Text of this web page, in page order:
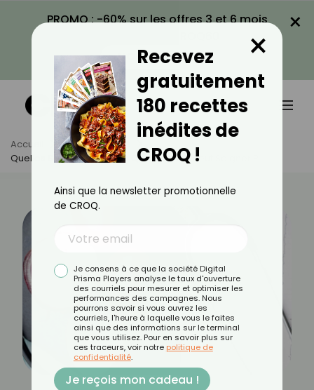
PROMO : -60% sur les offres 3 et 6 mois
VOIR LA PROMO
×
Accueil Actus
Santé
Quelles Sont Les Maladies Que L'oignon Peut Soigner ?
Recevez
gratuitement
180 recettes
inédites de
CROQ !
×
Ainsi que la newsletter promotionnelle
de CROQ.
Je consens à ce que la société Digital
Prisma Players analyse le taux d'ouverture
des courriels pour mesurer et optimiser les
performances des campagnes. Nous
pourrons savoir si vous ouvrez les
courriels, l'heure à laquelle vous le faites
ainsi que des informations sur le terminal
que vous utilisez. Pour en savoir plus sur
ces traceurs, voir notre politique de
confidentialité.
Je reçois mon cadeau !